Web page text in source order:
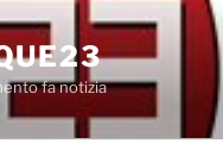
fa notizia